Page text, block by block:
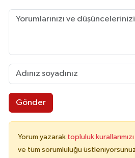
Gönder
Yorum yazarak topluluk kurallarımızı
ve tüm sorumluluğu